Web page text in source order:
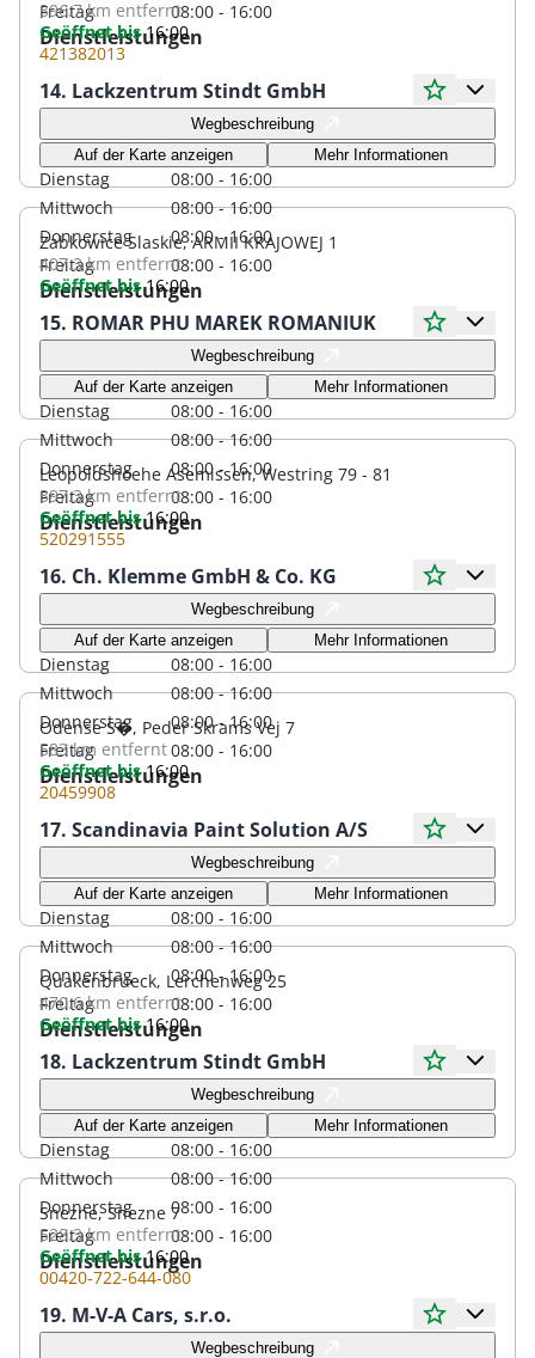
Freitag 08:00 - 16:00
Dienstleistungen
396.7 km entfernt
Geöffnet bis16:00
421382013
14. Lackzentrum Stindt GmbH
Montag
08:00 - 16:00
Dienstag
08:00 - 16:00
Mittwoch
08:00 - 16:00
Donnerstag
08:00 - 16:00
Freitag
08:00 - 16:00
Dienstleistungen
Wegbeschreibung
Auf der Karte anzeigen
Mehr Informationen
Zabkowice Slaskie, ARMII KRAJOWEJ 1
407.3 km entfernt
Geöffnet bis16:00
15. ROMAR PHU MAREK ROMANIUK
Montag
08:00 - 16:00
Dienstag
08:00 - 16:00
Mittwoch
08:00 - 16:00
Donnerstag
08:00 - 16:00
Freitag
08:00 - 16:00
Dienstleistungen
Wegbeschreibung
Auf der Karte anzeigen
Mehr Informationen
Leopoldshoehe Asemissen, Westring 79 - 81
397.3 km entfernt
Geöffnet bis16:00
520291555
16. Ch. Klemme GmbH & Co. KG
Montag
08:00 - 16:00
Dienstag
08:00 - 16:00
Mittwoch
08:00 - 16:00
Donnerstag
08:00 - 16:00
Freitag
08:00 - 16:00
Dienstleistungen
Wegbeschreibung
Auf der Karte anzeigen
Mehr Informationen
Odense S�, Peder Skrams Vej 7
583 km entfernt
Geöffnet bis16:00
20459908
17. Scandinavia Paint Solution A/S
Montag
08:00 - 16:00
Dienstag
08:00 - 16:00
Mittwoch
08:00 - 16:00
Donnerstag
08:00 - 16:00
Freitag
08:00 - 16:00
Dienstleistungen
Wegbeschreibung
Auf der Karte anzeigen
Mehr Informationen
Quakenbrueck, Lerchenweg 25
470.6 km entfernt
Geöffnet bis16:00
18. Lackzentrum Stindt GmbH
Montag
08:00 - 16:00
Dienstag
08:00 - 16:00
Mittwoch
08:00 - 16:00
Donnerstag
08:00 - 16:00
Freitag
08:00 - 16:00
Dienstleistungen
Wegbeschreibung
Auf der Karte anzeigen
Mehr Informationen
Snezne, Snezne 7
528.3 km entfernt
Geöffnet bis16:00
00420-722-644-080
19. M-V-A Cars, s.r.o.
Wegbeschreibung